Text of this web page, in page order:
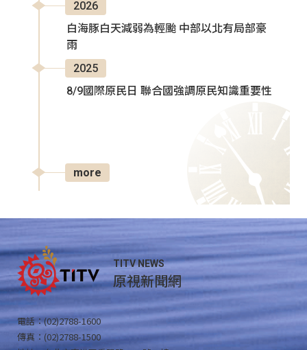
2026
白海豚白天減弱為輕颱 中部以北有局部豪
雨
2025
8/9國際原民日 聯合國強調原民知識重要性
more
TITV NEWS
原視新聞網
電話：(02)2788-1600
傳真：(02)2788-1500